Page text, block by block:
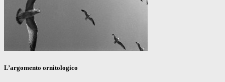
L’argomento ornitologico